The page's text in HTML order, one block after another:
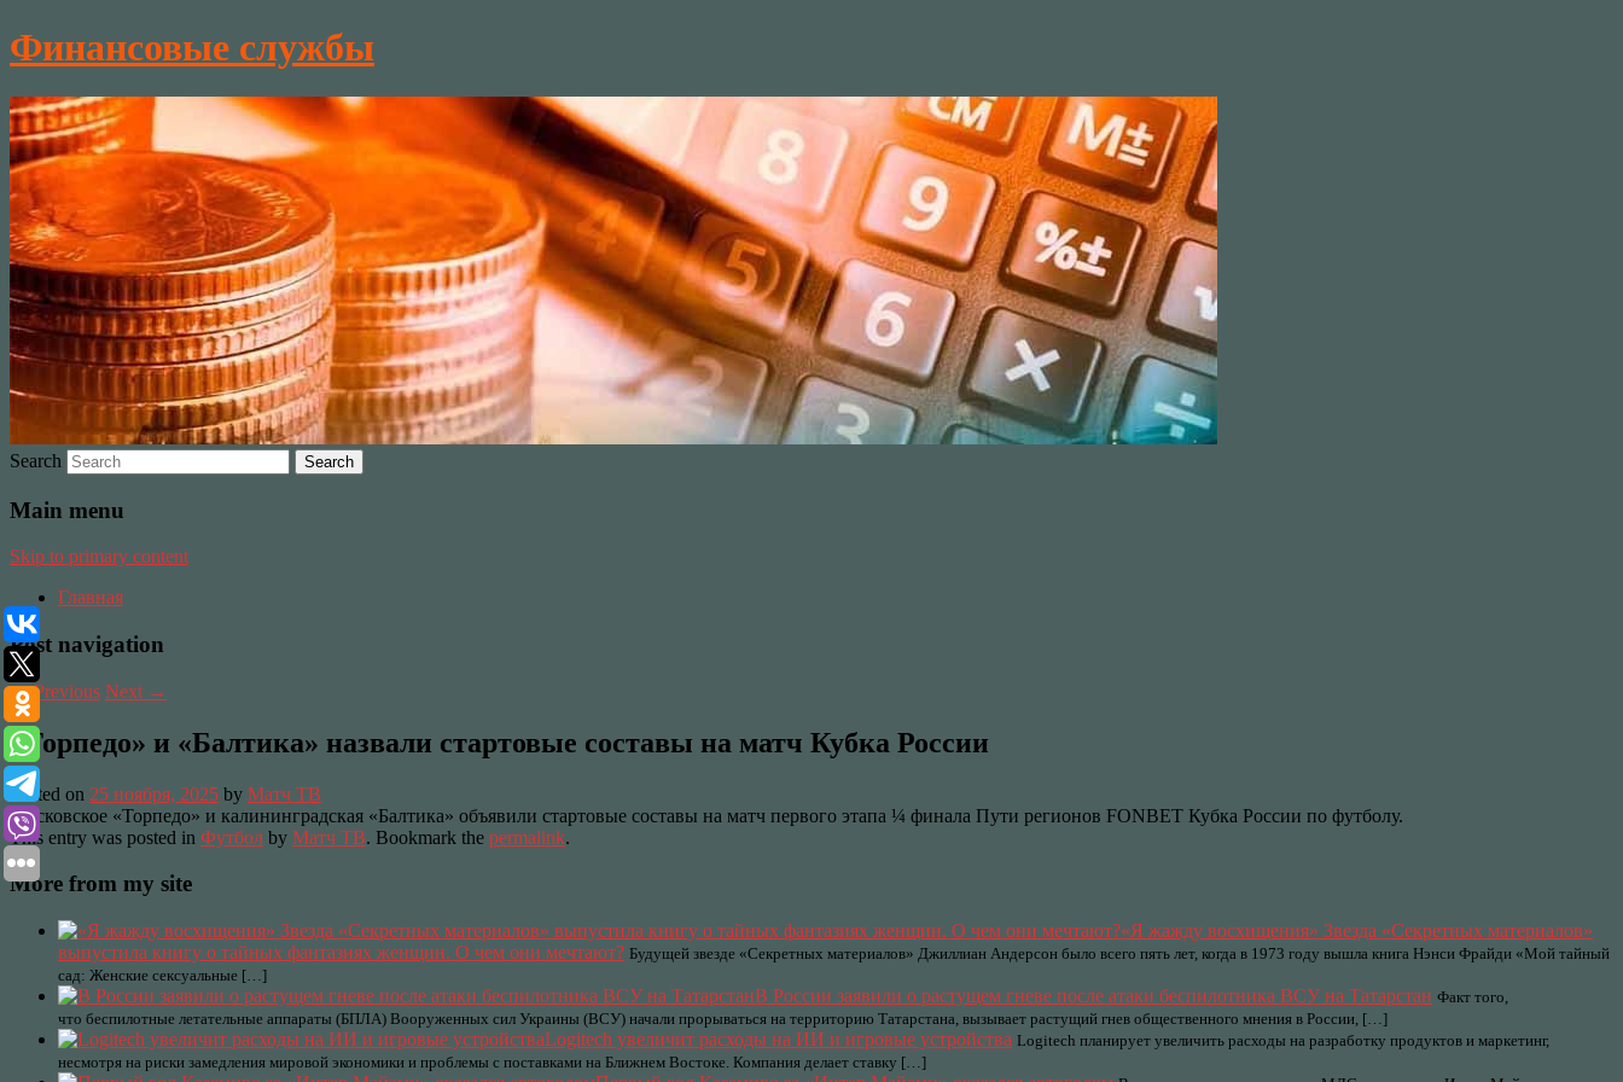
Финансовые службы
Search
Main menu
Skip to primary content
Главная
Post navigation
←Previous Next →
«Торпедо» и «Балтика» назвали стартовые составы на матч Кубка России
Posted on 25 ноября, 2025 by Матч ТВ
Московское «Торпедо» и калининградская «Балтика» объявили стартовые составы на матч первого этапа ¼ финала Пути регионов FONBET Кубка России по футболу.
This entry was posted in Футбол by Матч ТВ. Bookmark the permalink.
More from my site
«Я жажду восхищения» Звезда «Секретных материалов»
выпустила книгу о тайных фантазиях женщин. О чем они мечтают? Будущей звезде «Секретных материалов» Джиллиан Андерсон было всего пять лет, когда в 1973 году вышла книга Нэнси Фрайди «Мой тайный
сад: Женские сексуальные […]
В России заявили о растущем гневе после атаки беспилотника ВСУ на Татарстан Факт того,
что беспилотные летательные аппараты (БПЛА) Вооруженных сил Украины (ВСУ) начали прорываться на территорию Татарстана, вызывает растущий гнев общественного мнения в России, […]
Logitech увеличит расходы на ИИ и игровые устройства Logitech планирует увеличить расходы на разработку продуктов и маркетинг,
несмотря на риски замедления мировой экономики и проблемы с поставками на Ближнем Востоке. Компания делает ставку […]